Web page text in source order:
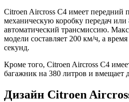
Citroen Aircross C4 имеет передний
механическую коробку передач или
автоматический трансмиссию.
модели составляет 200 км/ч, а
секунд.
Кроме того, Citroen Aircross C4
багажник на 380 литров и вмещает
Дизайн Citroen